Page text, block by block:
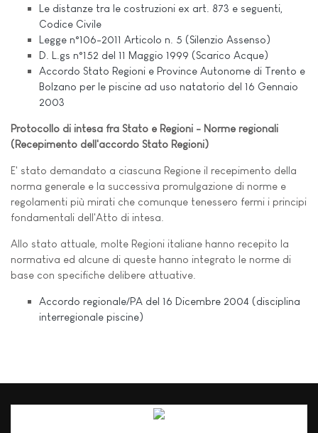
Le distanze tra le costruzioni ex art. 873 e seguenti,
Codice Civile
Legge n°106-2011 Articolo n. 5 (Silenzio Assenso)
D. L.gs n°152 del 11 Maggio 1999 (Scarico Acque)
Accordo Stato Regioni e Province Autonome di Trento e
Bolzano per le piscine ad uso natatorio del 16 Gennaio
2003
Protocollo di intesa fra Stato e Regioni - Norme regionali
(Recepimento dell'accordo Stato Regioni)
E' stato demandato a ciascuna Regione il recepimento della
norma generale e la successiva promulgazione di norme e
regolamenti più mirati che comunque tenessero fermi i principi
fondamentali dell'Atto di intesa.
Allo stato attuale, molte Regioni italiane hanno recepito la
normativa ed alcune di queste hanno integrato le norme di
base con specifiche delibere attuative.
Accordo regionale/PA del 16 Dicembre 2004 (disciplina
interregionale piscine)